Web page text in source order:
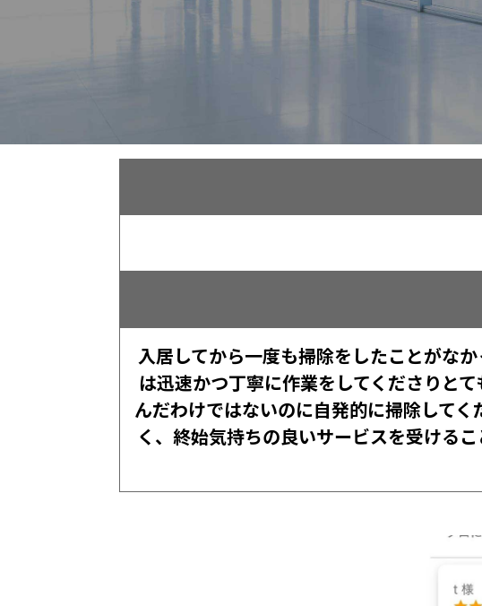
入居してから一度も掃除をしたことがな
は迅速かつ丁寧に作業をしてくださりと
んだわけではないのに自発的に掃除して
く、終始気持ちの良いサービスを受ける